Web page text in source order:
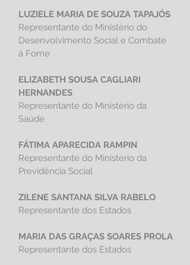
LUZIELE MARIA DE SOUZA TAPAJÓS
Representante do Ministério do
Desenvolvimento Social e Combate
à Fome
ELIZABETH SOUSA CAGLIARI
HERNANDES
Representante do Ministério da
Saúde
FÁTIMA APARECIDA RAMPIN
Representante do Ministério da
Previdência Social
ZILENE SANTANA SILVA RABELO
Representante dos Estados
MARIA DAS GRAÇAS SOARES PROLA
Representante dos Estados